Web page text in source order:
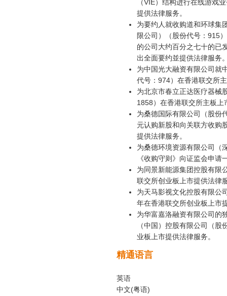
（VIE）结构进行在线游戏
提供法律服务。
为要约人就收购道和环球集
限公司）（股份代号：915
的公司大约百分之七十的已
出全面要约並提供法律服务
为中国光大融资有限公司就
代号：974）在香港联交所
为北京市春立正达医疗器械
1858）在香港联交所主板上
为桑德国际有限公司（股份
元认购新股和向关联方收购
提供法律服务。
为桑德环境资源有限公司（
《收购守则》向证监会申
为同景新能源集团控股有限
联交所创业板上市提供法律
为天马影视文化控股有限公
年在香港联交所创业板上市
为华富嘉洛融资有限公司的
（中国）控股有限公司（
业板上市提供法律服务。
精通语言
英语
中文(粤语)